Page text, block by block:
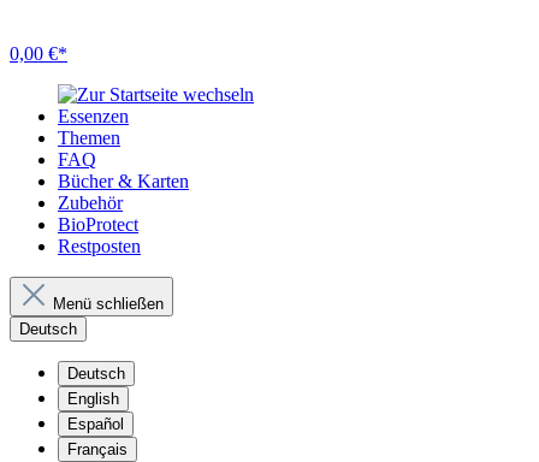
0,00 €*
Essenzen
Themen
FAQ
Bücher & Karten
Zubehör
BioProtect
Restposten
Menü schließen
Deutsch
Deutsch
English
Español
Français